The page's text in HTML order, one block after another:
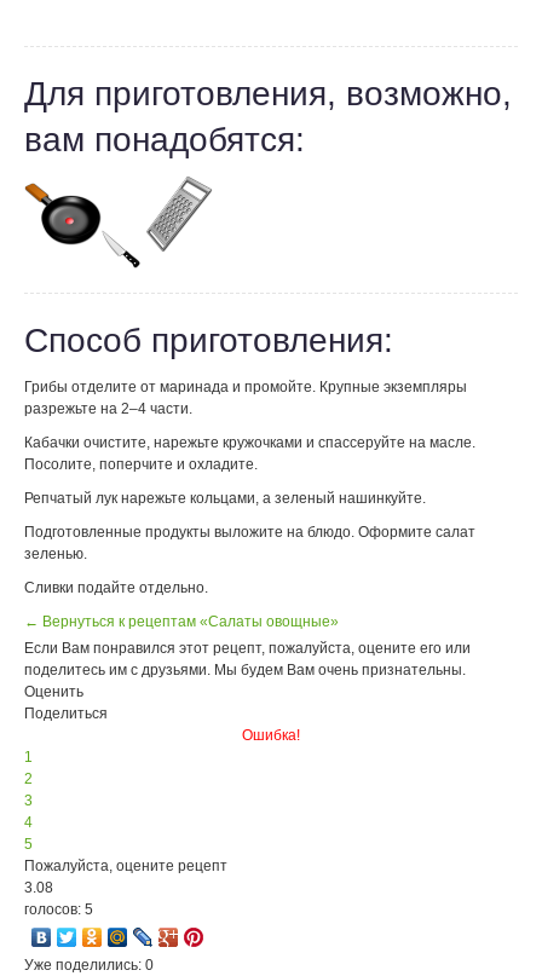
Для приготовления, возможно,
вам понадобятся:
Способ приготовления:
Грибы отделите от маринада и промойте. Крупные экземпляры
разрежьте на 2–4 части.
Кабачки очистите, нарежьте кружочками и спассеруйте на масле.
Посолите, поперчите и охладите.
Репчатый лук нарежьте кольцами, а зеленый нашинкуйте.
Подготовленные продукты выложите на блюдо. Оформите салат
зеленью.
Сливки подайте отдельно.
← Вернуться к рецептам «Салаты овощные»
Если Вам понравился этот рецепт, пожалуйста, оцените его или
поделитесь им с друзьями. Мы будем Вам очень признательны.
Оценить
Поделиться
Ошибка!
1
2
3
4
5
Пожалуйста, оцените рецепт
3.08
голосов: 5
Уже поделились: 0